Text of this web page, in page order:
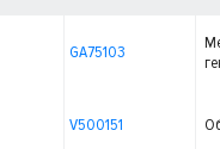
GA75103
V500151